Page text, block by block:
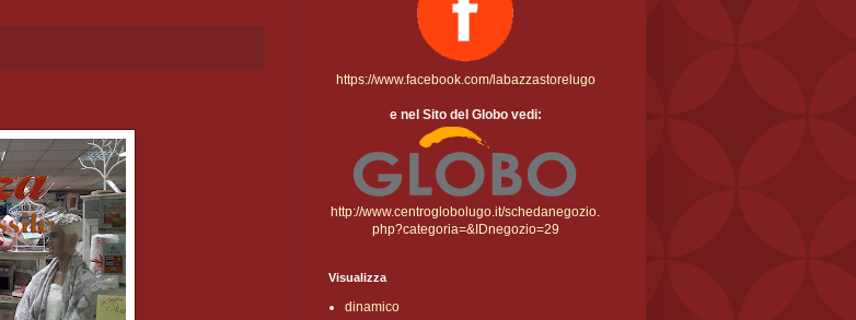
https://www.facebook.com/labazzastorelugo
e nel Sito del Globo vedi:
http://www.centroglobolugo.it/schedanegozio.
php?categoria=&IDnegozio=29
Visualizza
dinamico